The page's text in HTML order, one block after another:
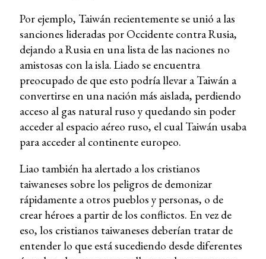
Por ejemplo, Taiwán recientemente se unió a las
sanciones lideradas por Occidente contra Rusia,
dejando a Rusia en una lista de las naciones no
amistosas con la isla. Liado se encuentra
preocupado de que esto podría llevar a Taiwán a
convertirse en una nación más aislada, perdiendo
acceso al gas natural ruso y quedando sin poder
acceder al espacio aéreo ruso, el cual Taiwán usaba
para acceder al continente europeo.
Liao también ha alertado a los cristianos
taiwaneses sobre los peligros de demonizar
rápidamente a otros pueblos y personas, o de
crear héroes a partir de los conflictos. En vez de
eso, los cristianos taiwaneses deberían tratar de
entender lo que está sucediendo desde diferentes